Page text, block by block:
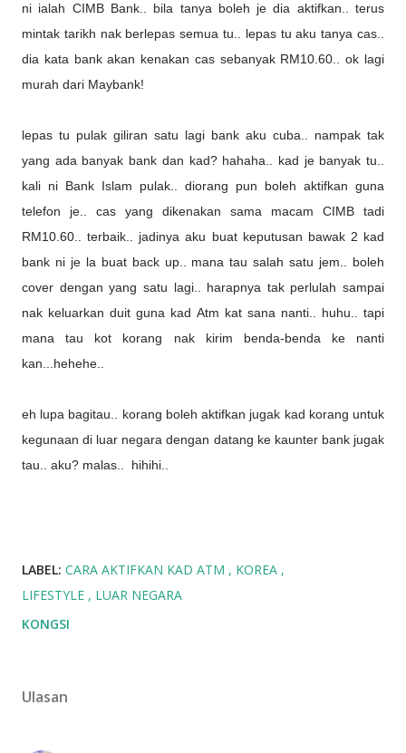
ni ialah CIMB Bank.. bila tanya boleh je dia aktifkan.. terus
mintak tarikh nak berlepas semua tu.. lepas tu aku tanya cas..
dia kata bank akan kenakan cas sebanyak RM10.60.. ok lagi
murah dari Maybank!
lepas tu pulak giliran satu lagi bank aku cuba.. nampak tak
yang ada banyak bank dan kad? hahaha.. kad je banyak tu..
kali ni Bank Islam pulak.. diorang pun boleh aktifkan guna
telefon je.. cas yang dikenakan sama macam CIMB tadi
RM10.60.. terbaik.. jadinya aku buat keputusan bawak 2 kad
bank ni je la buat back up.. mana tau salah satu jem.. boleh
cover dengan yang satu lagi.. harapnya tak perlulah sampai
nak keluarkan duit guna kad Atm kat sana nanti.. huhu.. tapi
mana tau kot korang nak kirim benda-benda ke nanti
kan...hehehe..
eh lupa bagitau.. korang boleh aktifkan jugak kad korang untuk
kegunaan di luar negara dengan datang ke kaunter bank jugak
tau.. aku? malas.. hihihi..
LABEL: CARA AKTIFKAN KAD ATM
KOREA
LIFESTYLE
LUAR NEGARA
KONGSI
Ulasan